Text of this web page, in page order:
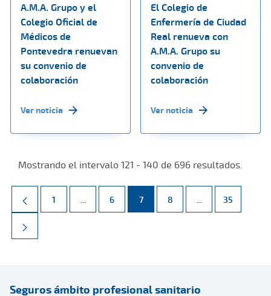
A.M.A. Grupo y el
Colegio Oficial de
Médicos de
Pontevedra renuevan
su convenio de
colaboración
Ver noticia
El Colegio de
Enfermería de Ciudad
Real renueva con
A.M.A. Grupo su
convenio de
colaboración
Ver noticia
Mostrando el intervalo 121 - 140 de 696 resultados.
Página
1 ... Páginas intermedias Use TAB para desplazarse.
Página
6 Página
7 Página
8 ... Páginas
Página
35
Seguros ámbito profesional sanitario